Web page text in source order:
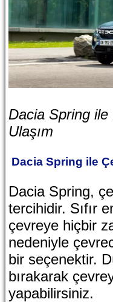
Dacia Spring
Ulaşım
Dacia Spring ile
Dacia Spring,
tercihidir. Sıfır
çevreye hiçbir
nedeniyle
bir seçenektir.
bırakarak
yapabilirsiniz.